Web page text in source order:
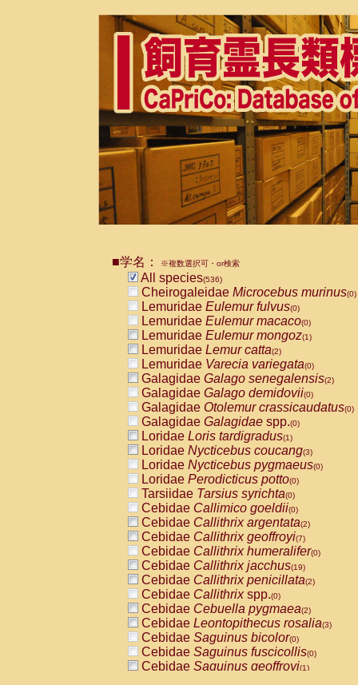
■学名： ※複数選択可・or検索
All species(536)
Cheirogaleidae Microcebus murinus(0)
Lemuridae Eulemur fulvus(0)
Lemuridae Eulemur macaco(0)
Lemuridae Eulemur mongoz(1)
Lemuridae Lemur catta(2)
Lemuridae Varecia variegata(0)
Galagidae Galago senegalensis(2)
Galagidae Galago demidovii(0)
Galagidae Otolemur crassicaudatus(0)
Galagidae Galagidae spp.(0)
Loridae Loris tardigradus(1)
Loridae Nycticebus coucang(3)
Loridae Nycticebus pygmaeus(0)
Loridae Perodicticus potto(0)
Tarsiidae Tarsius syrichta(0)
Cebidae Callimico goeldii(0)
Cebidae Callithrix argentata(2)
Cebidae Callithrix geoffroyi(7)
Cebidae Callithrix humeralifer(0)
Cebidae Callithrix jacchus(19)
Cebidae Callithrix penicillata(2)
Cebidae Callithrixspp.(0)
Cebidae Cebuella pygmaea(2)
Cebidae Leontopithecus rosalia(3)
Cebidae Saguinus bicolor(0)
Cebidae Saguinus fuscicollis(0)
Cebidae Saguinus geoffroyi(1)